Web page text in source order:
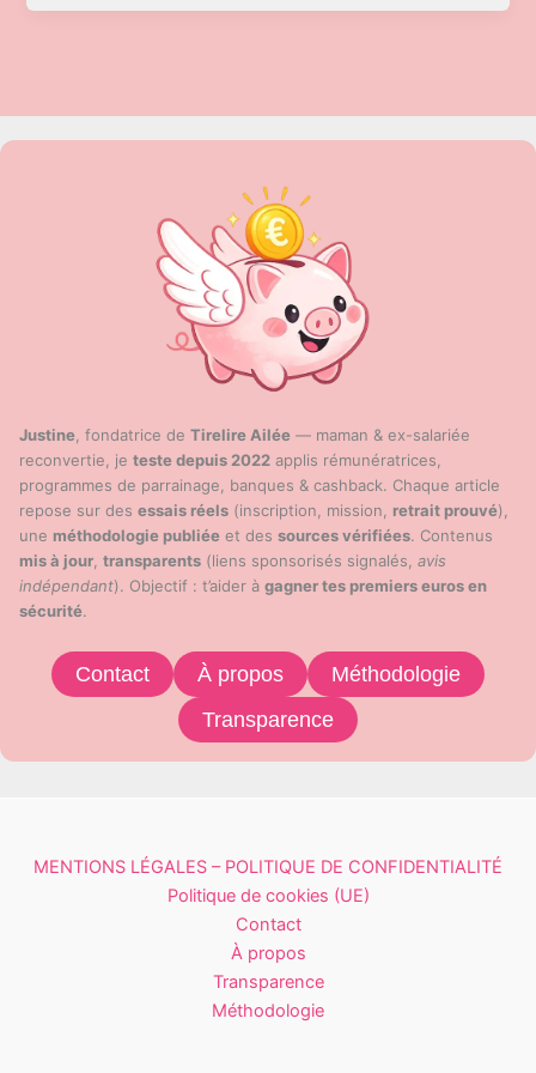
en
compatibles
Justine, fondatrice de Tirelire Ailée — maman & ex-salariée
reconvertie, je teste depuis 2022 applis rémunératrices,
programmes de parrainage, banques & cashback. Chaque article
repose sur des essais réels (inscription, mission, retrait prouvé),
une méthodologie publiée et des sources vérifiées. Contenus
mis à jour, transparents (liens sponsorisés signalés, avis
indépendant). Objectif : t’aider à gagner tes premiers euros en
sécurité.
Contact À propos
Méthodologie
Transparence
MENTIONS LÉGALES – POLITIQUE DE CONFIDENTIALITÉ
Politique de cookies (UE)
Contact
À propos
Transparence
Méthodologie